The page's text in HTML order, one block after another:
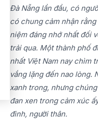
Đà Nẵng lần đầu, có
có chung cảm nhận
niệm đáng nhớ nhất đối
trải qua. Một thành phố
nhất Việt Nam nay chìm
vắng lặng đến nao lòng.
xanh trong, nhưng
đan xen trong cảm xúc
đình, người thân.